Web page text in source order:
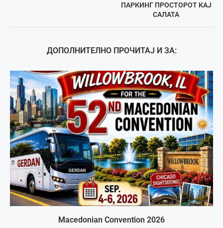
ПАРКИНГ ПРОСТОРОТ КАЈ
САЛАТА
ДОПОЛНИТЕЛНО ПРОЧИТАЈ И ЗА:
Macedonian Convention 2026